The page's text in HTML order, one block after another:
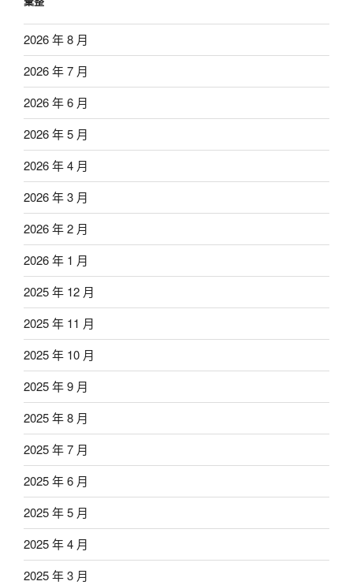
2026 年 8 月
2026 年 7 月
2026 年 6 月
2026 年 5 月
2026 年 4 月
2026 年 3 月
2026 年 2 月
2026 年 1 月
2025 年 12 月
2025 年 11 月
2025 年 10 月
2025 年 9 月
2025 年 8 月
2025 年 7 月
2025 年 6 月
2025 年 5 月
2025 年 4 月
2025 年 3 月